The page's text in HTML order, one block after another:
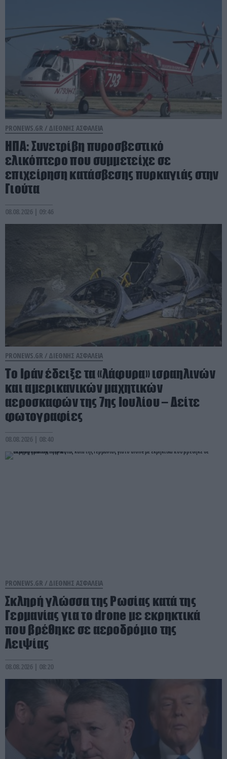
PRONEWS.GR / ΔΙΕΘΝΗΣ ΑΣΦΑΛΕΙΑ
ΗΠΑ: Συνετρίβη πυροσβεστικό
ελικόπτερο που συμμετείχε σε
επιχείρηση κατάσβεσης πυρκαγιάς στην
Γιούτα
08.08.2026 | 09:46
PRONEWS.GR / ΔΙΕΘΝΗΣ ΑΣΦΑΛΕΙΑ
Το Ιράν έδειξε τα «λάφυρα» ισραηλινών
και αμερικανικών μαχητικών
αεροσκαφών της 7ης Ιουλίου – Δείτε
φωτογραφίες
08.08.2026 | 08:40
PRONEWS.GR / ΔΙΕΘΝΗΣ ΑΣΦΑΛΕΙΑ
Σκληρή γλώσσα της Ρωσίας κατά της
Γερμανίας για το drone με εκρηκτικά
που βρέθηκε σε αεροδρόμιο της
Λειψίας
08.08.2026 | 08:20